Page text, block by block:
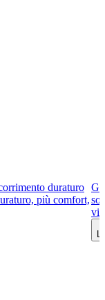
duraturo
più comfort,